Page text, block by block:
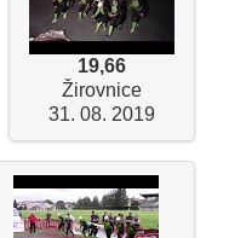
19,66
Žirovnice
31. 08. 2019